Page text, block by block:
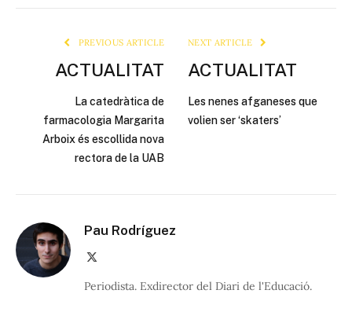
PREVIOUS ARTICLE
ACTUALITAT
La catedràtica de
farmacologia Margarita
Arboix és escollida nova
rectora de la UAB
NEXT ARTICLE
ACTUALITAT
Les nenes afganeses que
volien ser ‘skaters’
Pau Rodríguez
Periodista. Exdirector del Diari de l'Educació.